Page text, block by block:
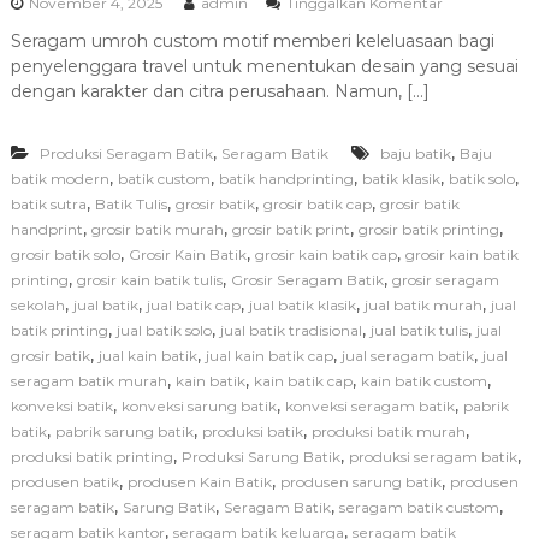
i
d
a
s
M
e
i
l
i
h
P
d
u
s
e
n
Seragam umroh custom motif memberi keleluasaan bagi
penyelenggara travel untuk menentukan desain yang sesuai
dengan karakter dan citra perusahaan. Namun, […]
Produksi Seragam Batik, Seragam Batik baju batik, Baju
batik modern, batik custom, batik handprinting, batik klasik, batik solo,
batik sutra, Batik Tulis, grosir batik, grosir batik cap, grosir batik
handprint, grosir batik murah, grosir batik print, grosir batik printing,
grosir batik solo, Grosir Kain Batik, grosir kain batik cap, grosir kain batik
printing, grosir kain batik tulis, Grosir Seragam Batik, grosir seragam
sekolah, jual batik, jual batik cap, jual batik klasik, jual batik murah, jual
batik printing, jual batik solo, jual batik tradisional, jual batik tulis, jual
grosir batik, jual kain batik, jual kain batik cap, jual seragam batik, jual
seragam batik murah, kain batik, kain batik cap, kain batik custom,
konveksi batik, konveksi sarung batik, konveksi seragam batik, pabrik
batik, pabrik sarung batik, produksi batik, produksi batik murah,
produksi batik printing, Produksi Sarung Batik, produksi seragam batik,
produsen batik, produsen Kain Batik, produsen sarung batik, produsen
seragam batik, Sarung Batik, Seragam Batik, seragam batik custom,
seragam batik kantor, seragam batik keluarga, seragam batik